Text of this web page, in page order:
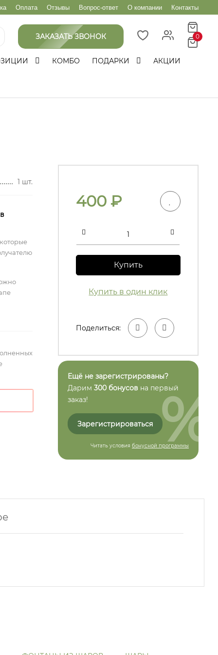
Оплата Отзывы Вопрос-ответ О компании Контакты
ЗАКАЗАТЬ ЗВОНОК 0
КОМБО ПОДАРКИ АКЦИИ
1 шт.
400₽
Купить
Купить в один клик
Поделиться:
Ещё не зарегистрированы?
Дарим 300 бонусов на первый
заказ!
Зарегистрироваться
Читать условия бонусной программы
%